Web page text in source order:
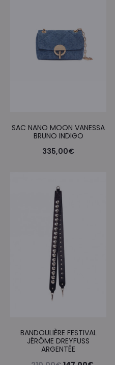
SAC NANO MOON VANESSA
BRUNO INDIGO
335,00€
BANDOULIÈRE FESTIVAL
JÉRÔME DREYFUSS
ARGENTÉE